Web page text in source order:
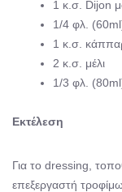
1 κ.σ. Dijon
1/4 φλ.
1 κ.σ.
2 κ.σ. μέλι
1/3 φλ.
Εκτέλεση
Για το dressing,
επεξεργαστή